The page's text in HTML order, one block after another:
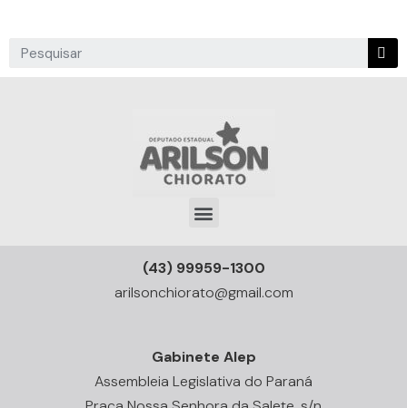
(43) 99959-1300
arilsonchiorato@gmail.com
Gabinete Alep
Assembleia Legislativa do Paraná